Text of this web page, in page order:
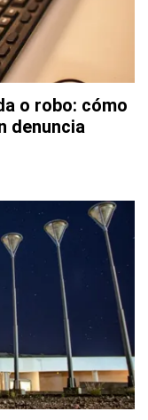
o robo: cómo
denuncia